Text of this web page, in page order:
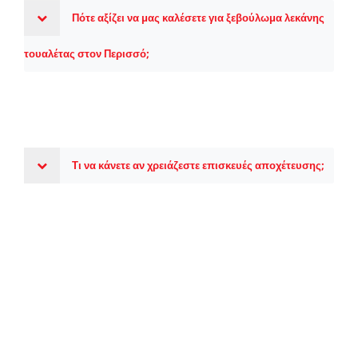
Πότε αξίζει να μας καλέσετε για ξεβούλωμα λεκάνης
τουαλέτας στον Περισσό;
Τι να κάνετε αν χρειάζεστε επισκευές αποχέτευσης;